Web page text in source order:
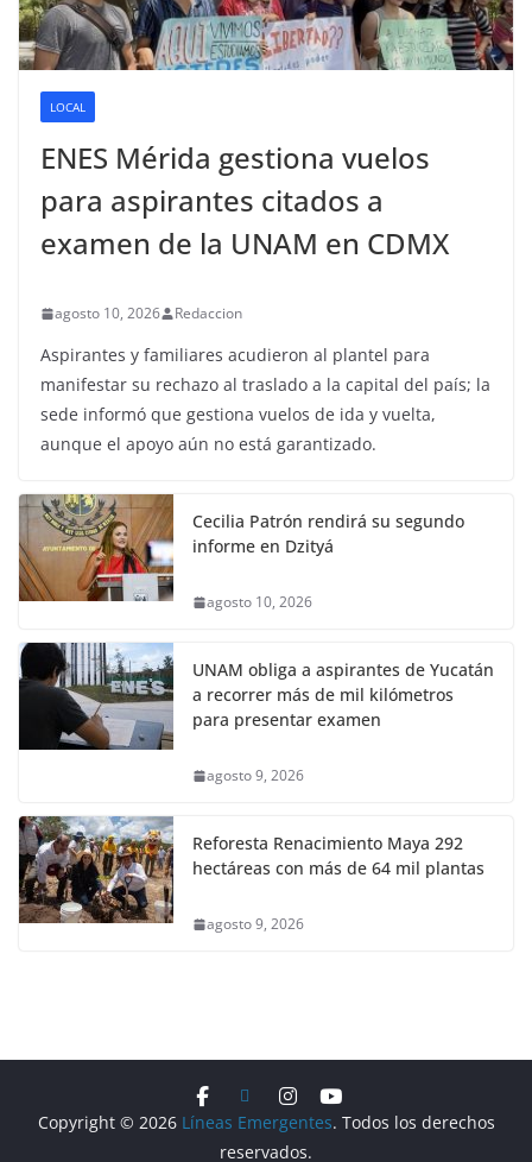
LOCAL
ENES Mérida gestiona vuelos
para aspirantes citados a
examen de la UNAM en CDMX
agosto 10, 2026 Redaccion
Aspirantes y familiares acudieron al plantel para
manifestar su rechazo al traslado a la capital del país; la
sede informó que gestiona vuelos de ida y vuelta,
aunque el apoyo aún no está garantizado.
Cecilia Patrón rendirá su segundo
informe en Dzityá
agosto 10, 2026
UNAM obliga a aspirantes de Yucatán
a recorrer más de mil kilómetros
para presentar examen
agosto 9, 2026
Reforesta Renacimiento Maya 292
hectáreas con más de 64 mil plantas
agosto 9, 2026
Copyright © 2026 Líneas Emergentes. Todos los derechos
reservados.